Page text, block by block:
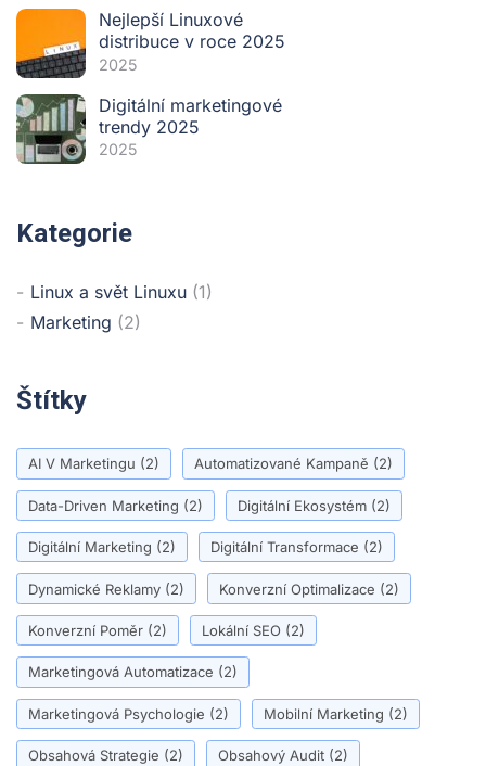
Nejlepší Linuxové
distribuce v roce 2025
2025
Digitální marketingové
trendy 2025
2025
Kategorie
Linux a svět Linuxu (1)
Marketing (2)
Štítky
AI V Marketingu (2) Automatizované Kampaně (2)
Data-Driven Marketing (2) Digitální Ekosystém (2)
Digitální Marketing (2) Digitální Transformace (2)
Dynamické Reklamy (2) Konverzní Optimalizace (2)
Konverzní Poměr (2) Lokální SEO (2)
Marketingová Automatizace (2)
Marketingová Psychologie (2) Mobilní Marketing (2)
Obsahová Strategie (2) Obsahový Audit (2)